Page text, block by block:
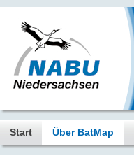
Start Über BatMap